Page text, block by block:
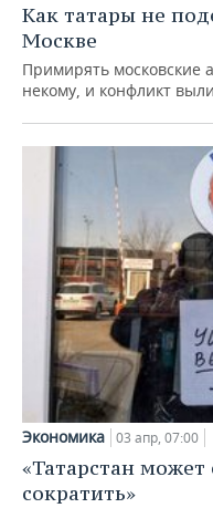
Как татары не
Москве
Примирять московские
некому, и конфликт
Экономика 03 апр, 07:00
«Татарстан может
сократить»